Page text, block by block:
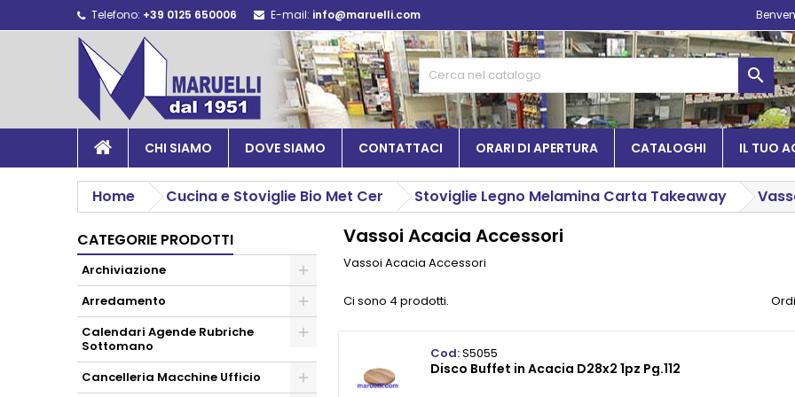
Telefono: +39 0125 650006 E-mail: info@maruelli.com

CHI SIAMO DOVE SIAMO CONTATTACI ORARI DI APERTURA CATALOGHI IL TUO
Home Cucina e Stoviglie Bio Met Cer Stoviglie Legno Melamina Carta Takeaway
CATEGORIE PRODOTTI
Archiviazione
Arredamento
Calendari Agende Rubriche
Sottomano
Cancelleria Macchine Ufficio
Vassoi Acacia Accessori
Vassoi Acacia Accessori
Ci sono 4 prodotti.
Cod:S5055
Disco Buffet in Acacia D28x2 1pz Pg.112